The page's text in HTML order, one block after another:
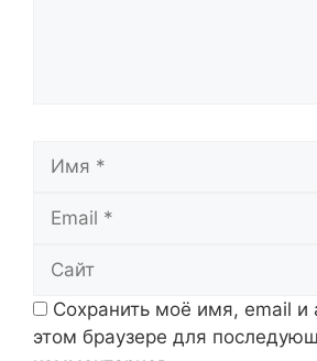
Сохранить моё имя, email и
этом браузере для